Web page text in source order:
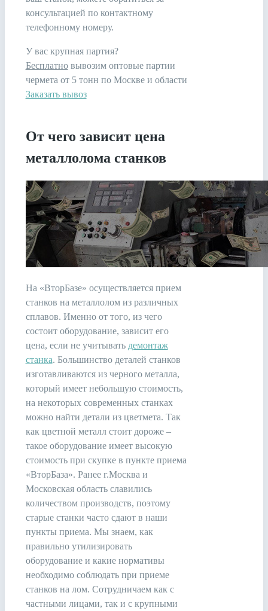
консультацией по контактному
телефонному номеру.
У вас крупная партия?
Бесплатновывозим оптовые партии
чермета от 5 тонн по Москве и области
Заказать вывоз
От чего зависит цена
металлолома станков
На «ВторБазе» осуществляется прием
станков на металлолом из различных
сплавов. Именно от того, из чего
состоит оборудование, зависит его
цена, если не учитывать демонтаж
станка. Большинство деталей станков
изготавливаются из черного металла,
который имеет небольшую стоимость,
на некоторых современных станках
можно найти детали из цветмета. Так
как цветной металл стоит дороже –
такое оборудование имеет высокую
стоимость при скупке в пункте приема
«ВторБаза». Ранее г.Москва и
Московская область славились
количеством производств, поэтому
старые станки часто сдают в наши
пункты приема. Мы знаем, как
правильно утилизировать
оборудование и какие нормативы
необходимо соблюдать при приеме
станков на лом. Сотрудничаем как с
частными лицами, так и с крупными